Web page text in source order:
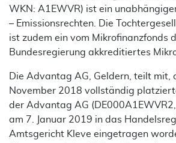
WKN: A1EWVR) ist ein
– Emissionsrechten. Die
ist zudem ein vom Mikrofinanzfonds
Bundesregierung akkreditiertes
Die Advantag AG, Geldern, teilt mit,
November 2018 vollständig
der Advantag AG
am 7. Januar 2019 in das
Amtsgericht Kleve eingetragen